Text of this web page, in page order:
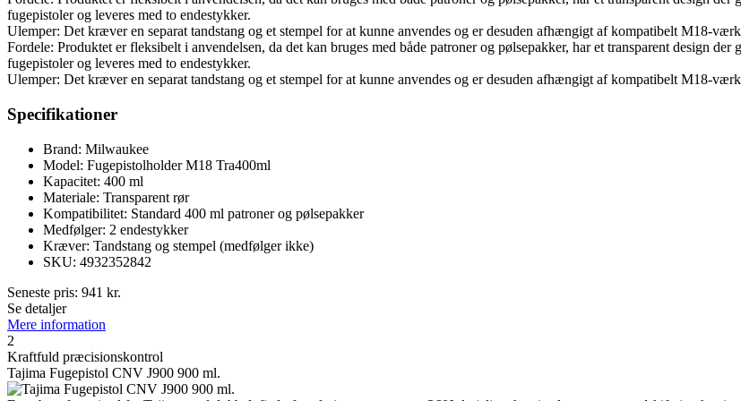
fugepistoler og leveres med to endestykker.
Ulemper: Det kræver en separat tandstang og et stempel for at kunne anvendes og er desuden afhængigt af kompatibelt M18-
Fordele: Produktet er fleksibelt i anvendelsen, da det kan bruges med både patroner og pølsepakker, har et transparent design
fugepistoler og leveres med to endestykker.
Ulemper: Det kræver en separat tandstang og et stempel for at kunne anvendes og er desuden afhængigt af kompatibelt M18-
Specifikationer
Brand: Milwaukee
Model: Fugepistolholder M18 Tra400ml
Kapacitet: 400 ml
Materiale: Transparent rør
Kompatibilitet: Standard 400 ml patroner og pølsepakker
Medfølger: 2 endestykker
Kræver: Tandstang og stempel (medfølger ikke)
SKU: 4932352842
Seneste pris: 941 kr.
Se detaljer
Mere information
2
Kraftfuld præcisionskontrol
Tajima Fugepistol CNV J900 900 ml.